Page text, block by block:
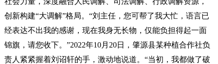
创新构建“大调解”格局。“刘主任，您可帮了我大忙，语言已
经表达不出我的感谢，现在我身无长物，仅能负担得起一面
锦旗，请您收下。”2022年10月20日，肇源县某种植合作社负
责人紧紧握着刘诏轩的手，激动地说道。“当初，我都做了破